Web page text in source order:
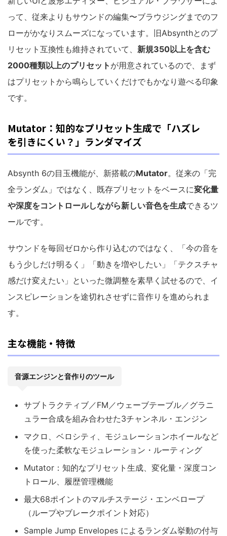
って、従来よりもサウンドの編集〜ブラウジングまでのフ
ローがかなりスムーズになっています。旧Absynthとのプ
リセット互換性も維持されていて、 新規350以上を含む
2000種類以上のプリセット が用意されているので、まず
はプリセットから鳴らしていくだけでもかなり遊べる印象
です。
Mutator：知的なプリセット生成で「ハズレ
を引きにくい？」ランダマイズ
Absynth 6の目玉機能が、新搭載のMutator。従来の「完
全ランダム」ではなく、既存プリセットをベースに変化量
や深度をコントロールしながら新しい音色を生成できるツ
ールです。
サウンドを毎回ゼロから作り込むのではなく、「今の音を
もう少しだけ明るく」「動きを増やしたい」「テクスチャ
感だけ変えたい」といった微調整を素早く試せるので、イ
ンスピレーションを途切れさせずに音作りを進められま
す。
主な機能・特徴
音源エンジンと音作りのツール
サブトラクティブ／FM／ウェーブテーブル／グラニ
ュラー合成を組み合わせた3チャンネル・エンジン
マクロ、ベロシティ、モジュレーションホイールなど
を使った柔軟なモジュレーション・ルーティング
Mutator：知的なプリセット生成、変化量・深度コン
トロール、履歴管理機能
最大68ポイントのマルチステージ・エンベロープ
（ループやブレークポイント対応）
Sample Jump Envelopes によるランダム挙動の付与